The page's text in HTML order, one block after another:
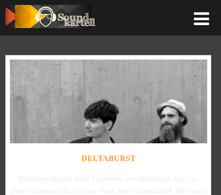
DELTABURST
Dänisches Electro-Rock Feuerwerk von Deltaburst Auch an
diesem Samstag gibt es neue Musik beim Soundkartell. Wir haben